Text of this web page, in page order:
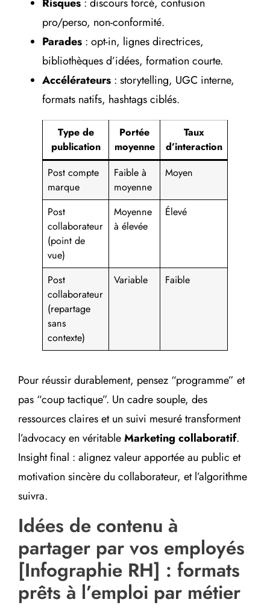
Risques : discours forcé, confusion
pro/perso, non-conformité.
Parades : opt-in, lignes directrices,
bibliothèques d’idées, formation courte.
Accélérateurs : storytelling, UGC interne,
formats natifs, hashtags ciblés.
Type de
publication
Portée
moyenne
Taux
d’interaction
Post compte
marque
Faible à
moyenne
Moyen
Post
collaborateur
(point de
vue)
Moyenne
à élevée
Élevé
Post
collaborateur
(repartage
sans
contexte)
Variable Faible
Pour réussir durablement, pensez “programme” et
pas “coup tactique”. Un cadre souple, des
ressources claires et un suivi mesuré transforment
l’advocacy en véritableMarketing collaboratif.
Insight final : alignez valeur apportée au public et
motivation sincère du collaborateur, et l’algorithme
suivra.
Idées de contenu à
partager par vos employés
[Infographie RH] : formats
prêts à l’emploi par métier